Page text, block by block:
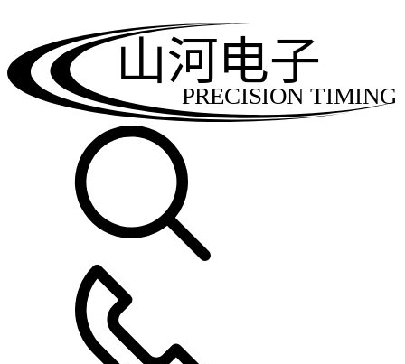
PRECISION TIMING
山河电子